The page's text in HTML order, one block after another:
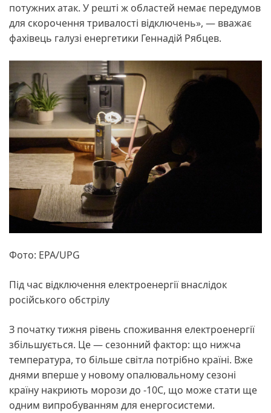
потужних атак. У решті ж областей немає передумов
для скорочення тривалості відключень», — вважає
фахівець галузі енергетики Геннадій Рябцев.
Фото: EPA/UPG
Під час відключення електроенергії внаслідок
російського обстрілу
З початку тижня рівень споживання електроенергії
збільшується. Це — сезонний фактор: що нижча
температура, то більше світла потрібно країні. Вже
днями вперше у новому опалювальному сезоні
країну накриють морози до -10С, що може стати ще
одним випробуванням для енергосистеми.